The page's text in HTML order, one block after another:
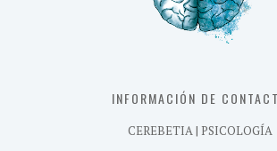
INFORMACIÓN DE
CEREBETIA | PSICOLOGÍA